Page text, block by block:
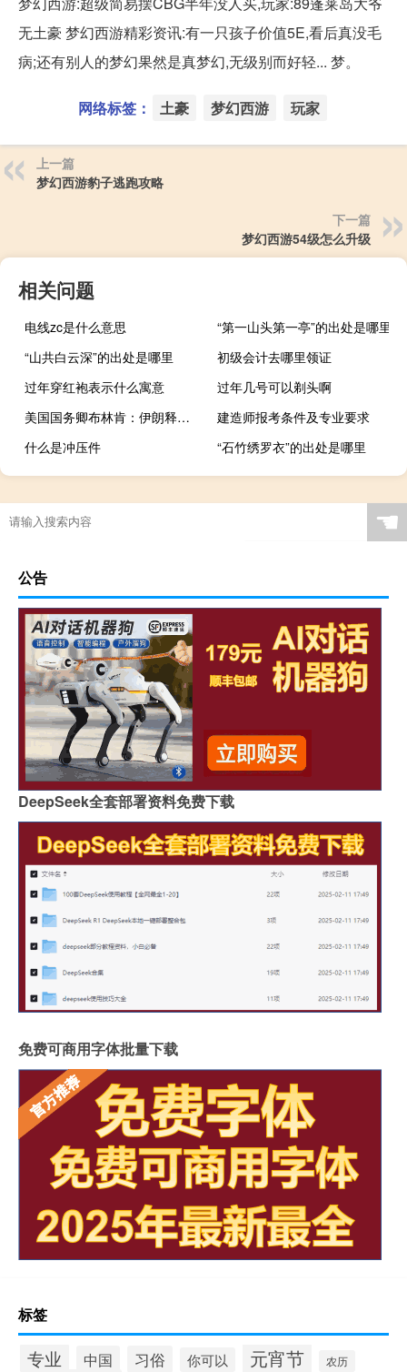
无土豪 梦幻西游精彩资讯:有一只孩子价值5E,看后真没毛
病;还有别人的梦幻果然是真梦幻,无级别而好轻... 梦。
网络标签： 土豪 梦幻西游 玩家
上一篇
梦幻西游豹子逃跑攻略
下一篇
梦幻西游54级怎么升级
相关问题
电线zc是什么意思
“第一山头第一亭”的出处是哪里
“山共白云深”的出处是哪里
初级会计去哪里领证
过年穿红袍表示什么寓意
过年几号可以剃头啊
美国国务卿布林肯：伊朗释放囚禁的美国人是一个“积极的举措”
建造师报考条件及专业要求
什么是冲压件
“石竹绣罗衣”的出处是哪里
☚
公告
DeepSeek全套部署资料免费下载
免费可商用字体批量下载
标签
专业 中国 习俗 你可以 元宵节 农历